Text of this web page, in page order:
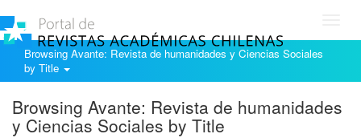
Browsing Avante: Revista de humanidades y Ciencias Sociales
by Title
Browsing Avante: Revista de humanidades
y Ciencias Sociales by Title